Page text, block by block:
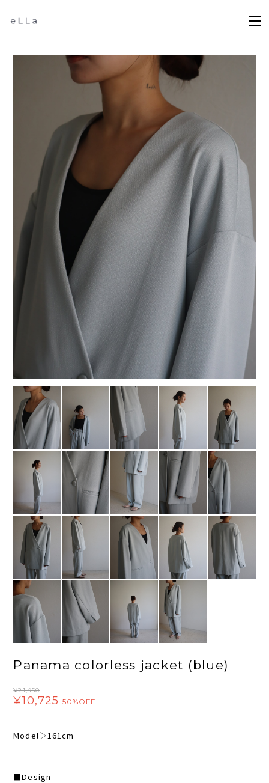
Panama colorless jacket (blue)
¥21,450
¥10,725 50%OFF
Model▷161cm
■Design